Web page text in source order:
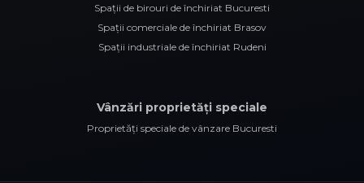
Spații de birouri de închiriat Bucuresti
Spații comerciale de închiriat Brasov
Spații industriale de închiriat Rudeni
Vânzări proprietăți speciale
Proprietăți speciale de vânzare Bucuresti